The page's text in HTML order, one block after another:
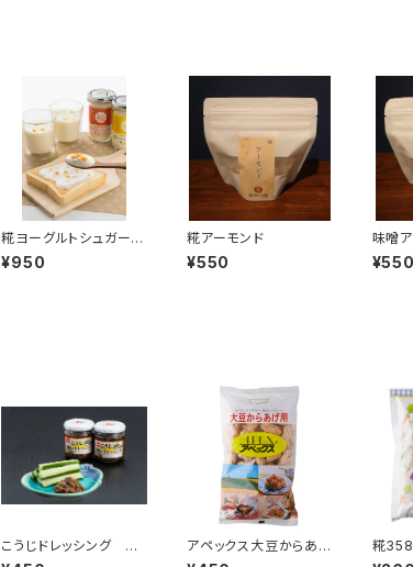
糀ヨーグルトシュガーマ
ンゴーとアップル
¥950
糀アーモンド
¥550
味噌
こうじドレッシング 辛
口
アペックス大豆からあ
げ ※在庫限り販売中
糀
じ風味